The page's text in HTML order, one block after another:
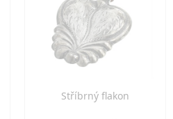
Stříbrný flakon